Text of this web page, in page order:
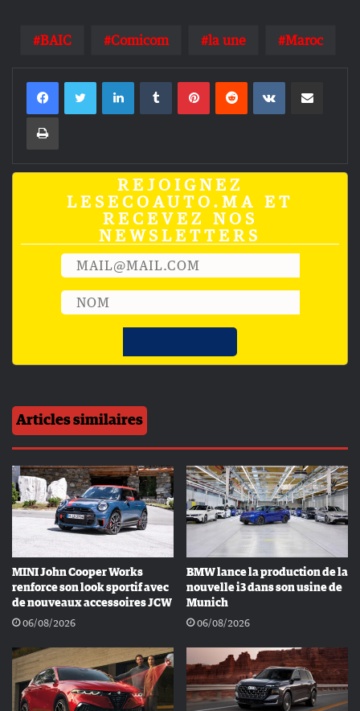
BAIC Comicom la une Maroc
LinkedinTumblrPinterestReddit VKontakte
Imprimer
REJOIGNEZ
LESECOAUTO.MA ET
RECEVEZ NOS
NEWSLETTERS
Articles similaires
MINI John Cooper Works
renforce son look sportif avec
de nouveaux accessoires JCW
06/08/2026
BMW lance la production de la
nouvelle i3 dans son usine de
Munich
06/08/2026